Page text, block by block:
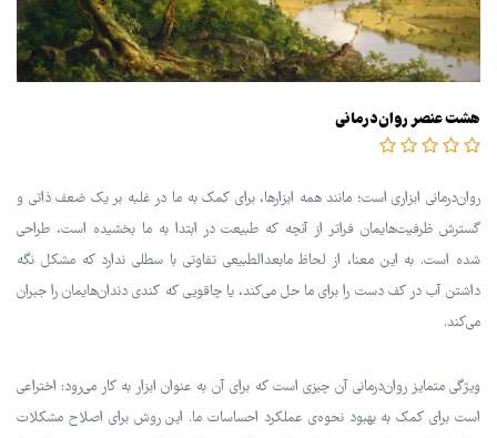
هشت عنصر روان‌درمانی
روان‌درمانی ابزاری است؛ مانند همه ابزارها، برای کمک به ما در غلبه بر یک ضعف ذاتی و
گسترش ظرفیت‌هایمان فراتر از آنچه که طبیعت در ابتدا به ما بخشیده است، طراحی
شده است. به این معنا، از لحاظ مابعدالطبیعی تفاوتی با سطلی ندارد که مشکل نگه
داشتن آب در کف دست را برای ما حل می‌کند، یا چاقویی که کندی دندان‌هایمان را جبران
می‌کند.
ویژگی متمایز روان‌درمانی آن چیزی است که برای آن به عنوان ابزار به کار می‌رود: اختراعی
است برای کمک به بهبود نحوه‌ی عملکرد احساسات ما. این روش برای اصلاح مشکلات